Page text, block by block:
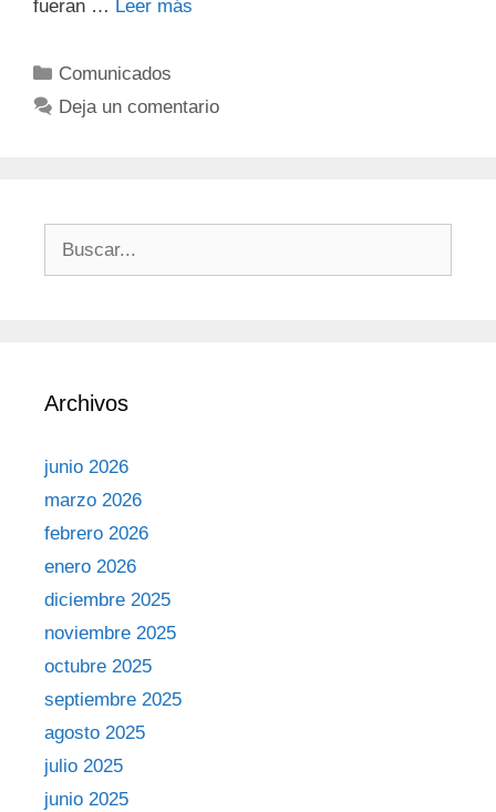
fueran … Leer más
Comunicados
Deja un comentario
Archivos
junio 2026
marzo 2026
febrero 2026
enero 2026
diciembre 2025
noviembre 2025
octubre 2025
septiembre 2025
agosto 2025
julio 2025
junio 2025